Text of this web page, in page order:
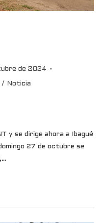
de 2024
/
Noticia
y se dirige ahora a Ibagué
27 de octubre se